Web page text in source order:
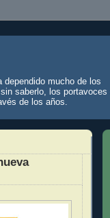
mucho de los
saberlo, los
de los años.